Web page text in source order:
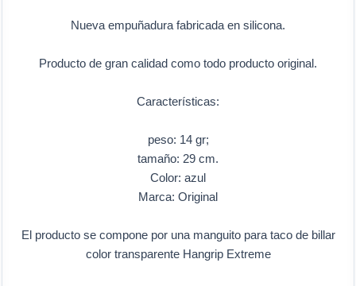
Nueva empuñadura fabricada en silicona.
Producto de gran calidad como todo producto original.
Características:
peso: 14 gr;
tamaño: 29 cm.
Color: azul
Marca: Original
El producto se compone por una manguito para taco de billar
color transparente Hangrip Extreme